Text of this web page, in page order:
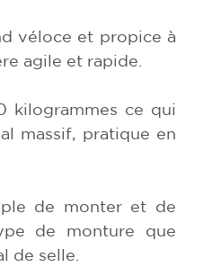
véloce et propice à
agile et rapide.
kilogrammes ce qui
massif, pratique en
de monter et de
de monture que
de selle.